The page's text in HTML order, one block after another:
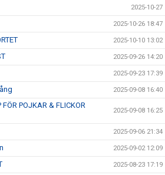
2025-10-27
2025-10-26 18:47
2025-10-10 13:02
2025-09-26 14:20
2025-09-23 17:39
2025-09-08 16:40
POJKAR & FLICKOR
2025-09-08 16:25
2025-09-06 21:34
2025-09-02 12:09
2025-08-23 17:19